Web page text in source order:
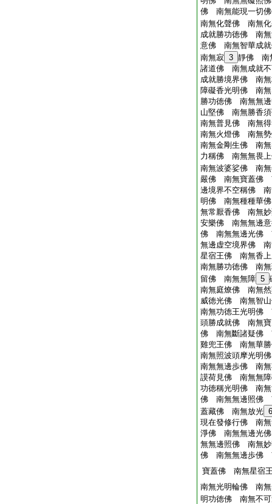
佛 南無能現一切
南無化聲佛 南無化
成就勝功徳佛 南
意佛 南無智華成
南無寂 3 靜佛 南
諸道佛 南無成就
成就勝境界佛 南
障礙香光明佛 南
勝功徳佛 南無無
山堅佛 南無勝香
南無普見佛 南無
南無火燈佛 南無
南無金剛生佛 南
力稱佛 南無無畏
南無波婆娑佛 南
嚴佛 南無寶蓋佛
邊境界不空稱佛 南
明佛 南無種種華
無常厭香佛 南無
安樂佛 南無無邊
佛 南無無邊光佛
無邊虚空境界佛
星宿王佛 南無香
南無勝功徳佛 南
留佛 南無無障 5
南無庭燎佛 南無
威徳光佛 南無智
南無功徳王光明佛
頭勝成就佛 南無
佛 南無斷諸疑佛
雞兜王佛 南無華
南無照波頭摩光明
南無無邊歩佛 南
謨荷見佛 南無無
功徳稱光明佛 南無
佛 南無無邊照佛
蓋藏佛 南無放光 6
現在發修行佛 南
淨佛 南無無邊光
無無邊照佛 南無
佛 南無無邊歩佛
寶蓋佛 南無星宿
南無光明輪佛 南
明功徳佛 南無不